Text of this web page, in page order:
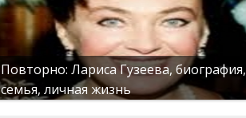
Повторно: Лариса Гузеева, биография,
семья, личная жизнь